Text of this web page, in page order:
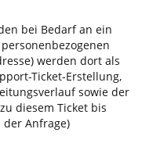
bei Bedarf an ein
werden dort als
Ticket-Erstellung,
sowie der
diesem Ticket bis
der Anfrage)